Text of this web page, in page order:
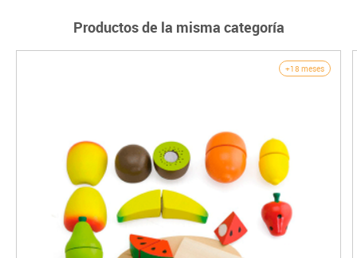
Productos de la misma categoría
+18 meses